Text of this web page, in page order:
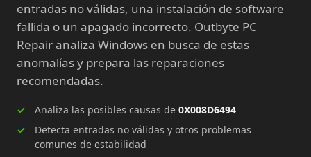
entradas no válidas, una instalación de software
fallida o un apagado incorrecto. Outbyte PC
Repair analiza Windows en busca de estas
anomalías y prepara las reparaciones
recomendadas.
Analiza las posibles causas de 0X008D6494
Detecta entradas no válidas y otros problemas
comunes de estabilidad